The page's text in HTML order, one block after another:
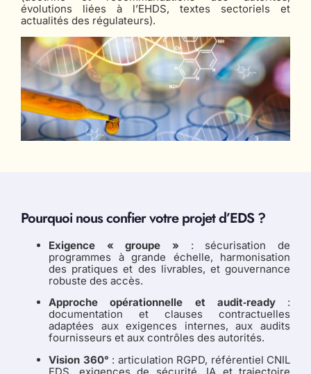
évolutions liées à l’EHDS, textes sectoriels et
actualités des régulateurs).
Pourquoi nous confier votre projet d’EDS ?
Exigence « groupe » : sécurisation de
programmes à grande échelle, harmonisation
des pratiques et des livrables, et gouvernance
robuste des accès.
Approche opérationnelle et audit‑ready:
documentation et clauses contractuelles
adaptées aux exigences internes, aux audits
fournisseurs et aux contrôles des autorités.
Vision 360° : articulation RGPD, référentiel CNIL
EDS, exigences de sécurité, IA et trajectoire